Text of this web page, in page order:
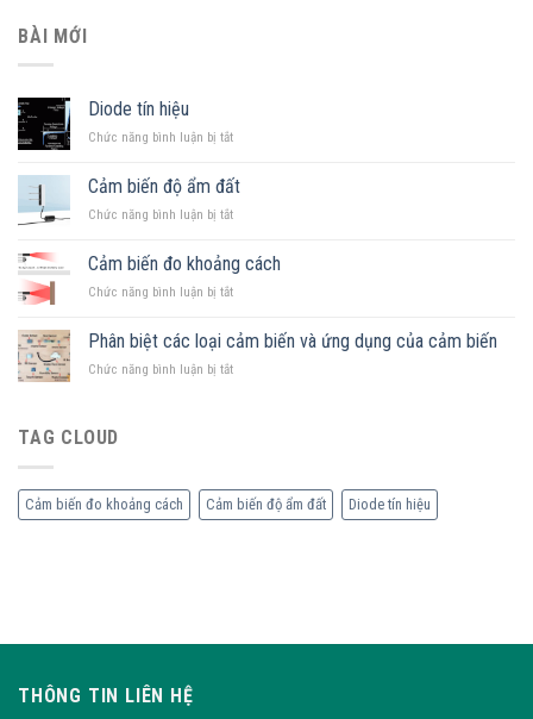
BÀI MỚI
Diode tín hiệu
Chức năng bình luận bị tắtở
tín
hiệu
Cảm biến độ ẩm đất
Chức năng bình luận bị tắtở
độ
ẩm
Cảm biến đo khoảng cách
Chức năng bình luận bị tắtở
biến
đo
khoảng
Phân biệt các loại cảm biến và ứng dụng của cảm biến
Chức năng bình luận bị tắtở
biến
và
TAG CLOUD
Cảm biến đo khoảng cách Cảm biến độ ẩm đất Diode tín hiệu
THÔNG TIN LIÊN HỆ